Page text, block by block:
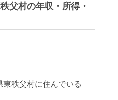
父村の年収・所得・
秩父村に住んでいる